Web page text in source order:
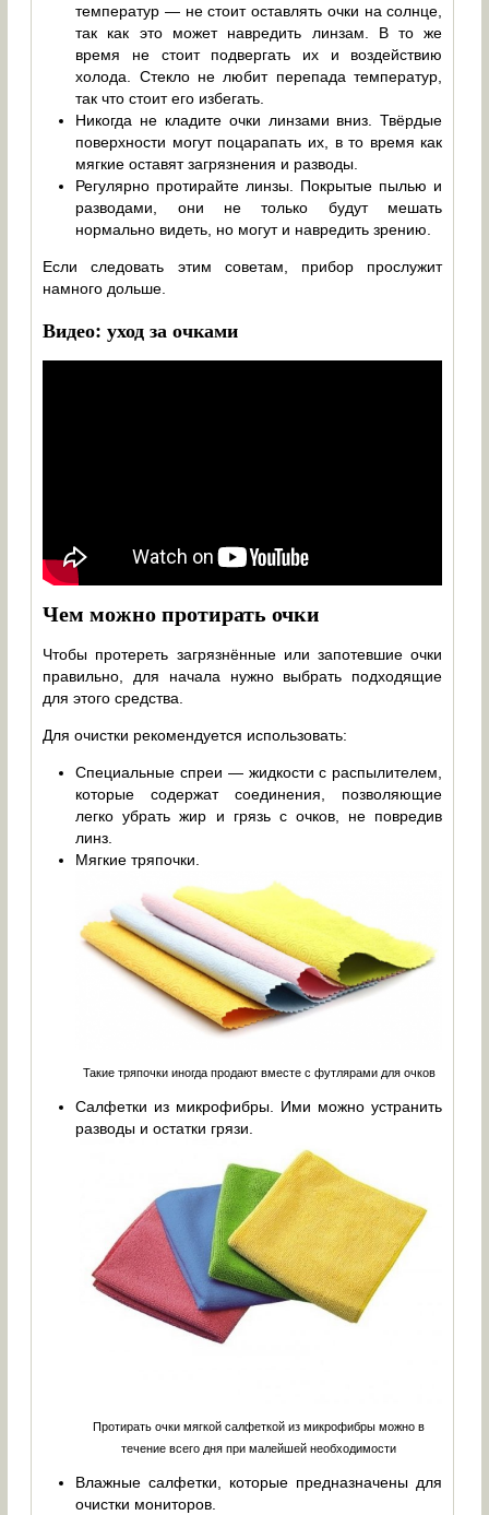
температур — не стоит оставлять очки на солнце,
так как это может навредить линзам. В то же
время не стоит подвергать их и воздействию
холода. Стекло не любит перепада температур,
так что стоит его избегать.
Никогда не кладите очки линзами вниз. Твёрдые
поверхности могут поцарапать их, в то время как
мягкие оставят загрязнения и разводы.
Регулярно протирайте линзы. Покрытые пылью и
разводами, они не только будут мешать
нормально видеть, но могут и навредить зрению.
Если следовать этим советам, прибор прослужит
намного дольше.
Видео: уход за очками
Чем можно протирать очки
Чтобы протереть загрязнённые или запотевшие очки
правильно, для начала нужно выбрать подходящие
для этого средства.
Для очистки рекомендуется использовать:
Специальные спреи — жидкости с распылителем,
которые содержат соединения, позволяющие
легко убрать жир и грязь с очков, не повредив
линз.
Мягкие тряпочки.
Такие тряпочки иногда продают вместе с футлярами для очков
Салфетки из микрофибры. Ими можно устранить
разводы и остатки грязи.
Протирать очки мягкой салфеткой из микрофибры можно в
течение всего дня при малейшей необходимости
Влажные салфетки, которые предназначены для
очистки мониторов.